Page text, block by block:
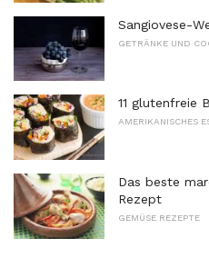
Sangiovese-
GETRÄNKE UND
11 glutenfreie
AMERIKANISCHES
Das beste
Rezept
GEMÜSE REZEPTE